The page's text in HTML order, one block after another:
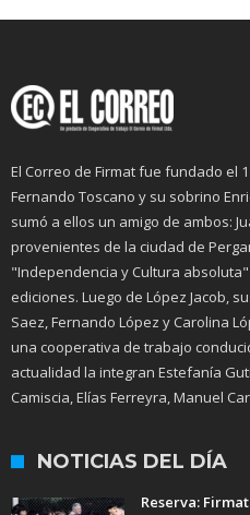
El Correo de Firmat fue fundado el
Fernando Toscano y su sobrino
sumó a ellos un amigo de ambos:
provenientes de la ciudad de
"Independencia y Cultura
ediciones. Luego de López Jacob,
Saez, Fernando López y Carolina
una cooperativa de trabajo
actualidad la integran Estefanía
Camiscia, Elías Ferreyra, Manuel
NOTICIAS DEL DÍA
Reserva: